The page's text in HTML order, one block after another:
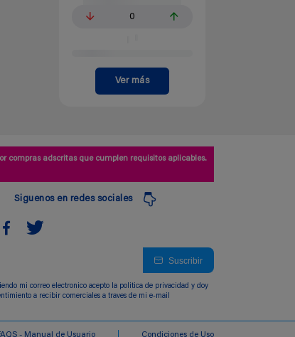
0
Ver más
compras adscritas que cumplen requisitos aplicables.
Siguenos en redes sociales
Suscribir
mi correo electronico acepto la politica de privacidad y doy
a recibir comerciales a traves de mi e-mail
- Manual de Usuario Condiciones de Uso